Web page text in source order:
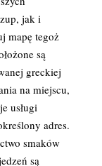
jak i
mapę tegoż
są
greckiej
na miejscu,
usługi
adres.
smaków
są